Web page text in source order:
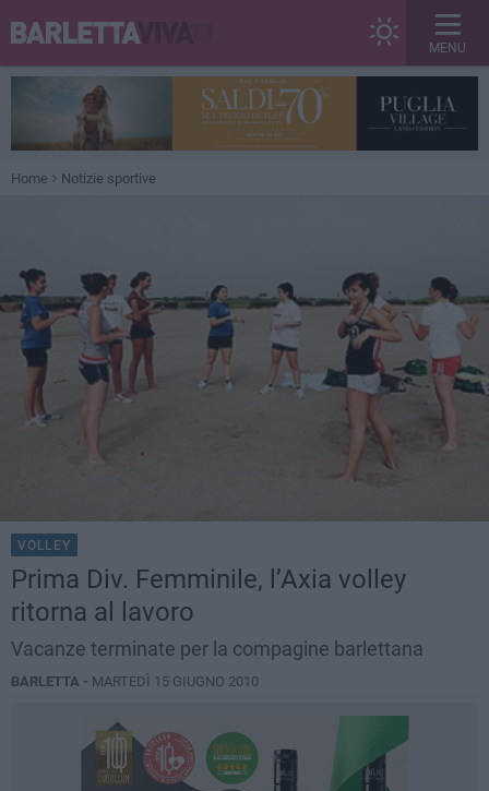
MENU
Home Notizie sportive
VOLLEY
Prima Div. Femminile, l’Axia volley
ritorna al lavoro
Vacanze terminate per la compagine barlettana
BARLETTA - MARTEDÌ 15 GIUGNO 2010